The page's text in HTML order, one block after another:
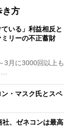
き方
いる」利益相反と
リーの不正蓄財
3月に3000回以上も
…
ン・マスク氏とスペ
社、ゼネコンは最高